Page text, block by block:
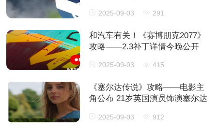
2025-09-03 291
和汽车有关！《赛博朋克2077》
攻略——2.3补丁详情今晚公开
2025-09-03 415
《塞尔达传说》攻略——电影主
角公布 21岁英国演员饰演塞尔达
2025-09-03 912